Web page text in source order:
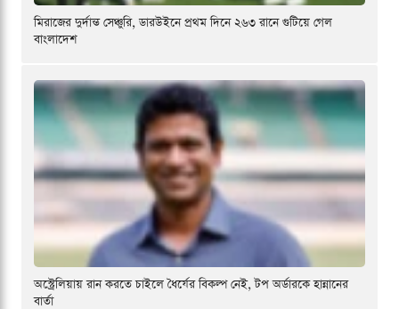
মিরাজের দুর্দান্ত সেঞ্চুরি, ডারউইনে প্রথম দিনে ২৬৩ রানে গুটিয়ে গেল
বাংলাদেশ
অস্ট্রেলিয়ায় রান করতে চাইলে ধৈর্যের বিকল্প নেই, টপ অর্ডারকে হান্নানের
বার্তা